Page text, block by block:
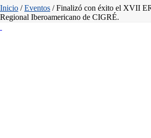
Inicio /Eventos / Finalizó con éxito el XVII
Regional Iberoamericano de CIGRÉ.